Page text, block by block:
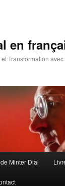
en
Transformation
Minter Dial